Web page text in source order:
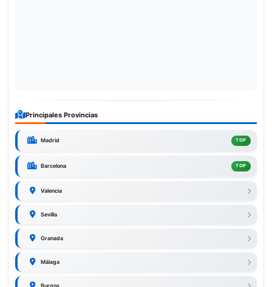
Principales Provincias
Madrid TOP
Barcelona TOP
Valencia
Sevilla
Granada
Málaga
Burgos